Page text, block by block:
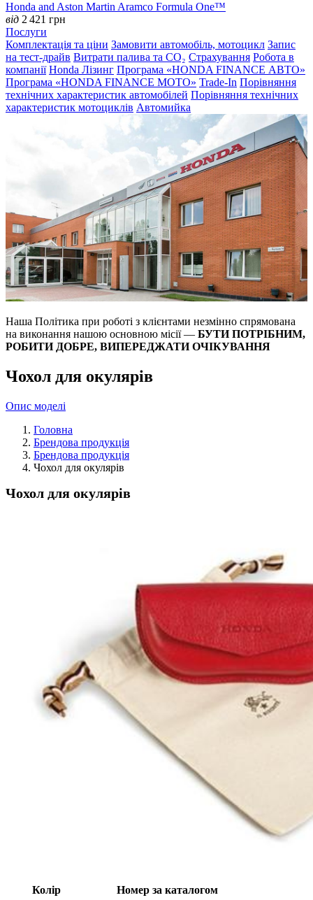
Honda and Aston Martin Aramco Formula One™
від 2 421 грн
Послуги
Комплектація та ціни Замовити автомобіль, мотоцикл Запис
на тест-драйв Витрати палива та CO₂ Страхування Робота в
компанії Honda Лізинг Програма «HONDA FINANCE АВТО»
Програма «HONDA FINANCE MOTO» Trade-In Порівняння
технічних характеристик автомобілей Порівняння технічних
характеристик мотоциклів Автомийка
Наша Політика при роботі з клієнтами незмінно спрямована
на виконання нашою основною місії — БУТИ ПОТРІБНИМ,
РОБИТИ ДОБРЕ, ВИПЕРЕДЖАТИ ОЧІКУВАННЯ
Чохол для окулярів
Опис моделі
Головна
Брендова продукція
Брендова продукція
Чохол для окулярів
Чохол для окулярів
Колір
Номер за каталогом